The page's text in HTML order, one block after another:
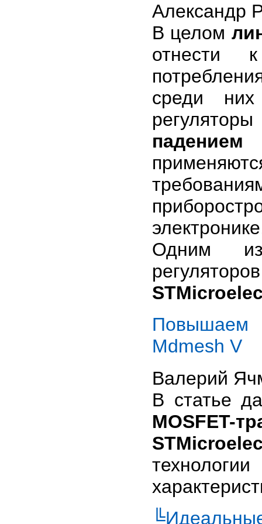
Александр
В целом
отнести
среди них
падением
Одним из
Повышаем
Mdmesh V
Валерий
В статье
MOSFET-
технологии